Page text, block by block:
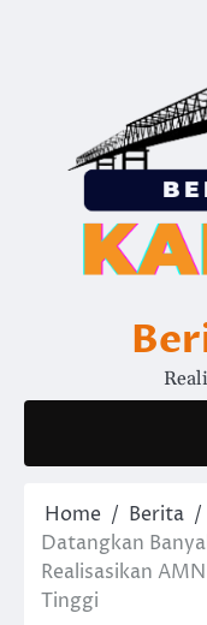
Home
Berita
Datangkan
Realisasikan
Tinggi